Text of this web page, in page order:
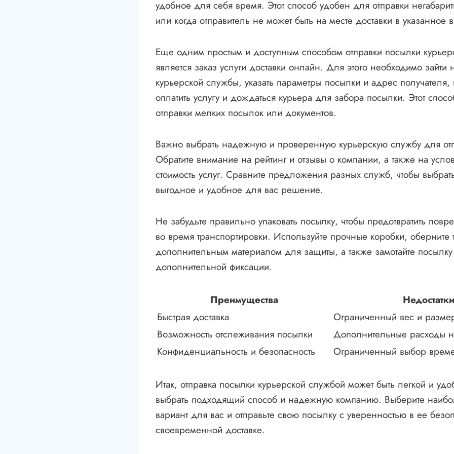
удобное для себя время. Этот способ удобен для отправки
или когда отправитель не может быть на месте доставки в указанное
Еще одним простым и доступным способом отправки посылки
является заказ услуги доставки онлайн. Для этого необходимо зайти
курьерской службы, указать параметры посылки и адрес получателя,
оплатить услугу и дождаться курьера для забора посылки. Этот
отправки мелких посылок или документов.
Важно выбрать надежную и проверенную курьерскую службу для
Обратите внимание на рейтинг и отзывы о компании, а также на
стоимость услуг. Сравните предложения разных служб, чтобы
выгодное и удобное для вас решение.
Не забудьте правильно упаковать посылку, чтобы предотвратить
во время транспортировки. Используйте прочные коробки, оберните
дополнительным материалом для защиты, а также замотайте
дополнительной фиксации.
Преимущества
Недостатки
Быстрая доставка
Ограниченный вес и
Возможность отслеживания посылки
Дополнительные расходы
Конфиденциальность и безопасность
Ограниченный выбор
Итак, отправка посылки курьерской службой может быть легкой и
выбрать подходящий способ и надежную компанию. Выберите
вариант для вас и отправьте свою посылку с уверенностью в ее
своевременной доставке.